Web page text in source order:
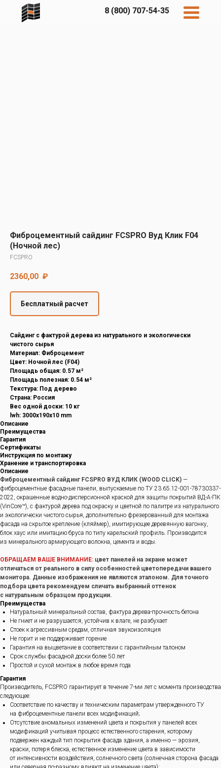
8 (800) 707-54-35
Cedral
Фиброцементный сайдинг FCSPRO Вуд Клик F04
(Ночной лес)
FCSPRO
2360,00 ₽
Бесплатный расчет
Cайдинг с фактурой дерева из натурального и экологически
чистого сырья
Материал: Фиброцемент
Цвет: Ночной лес (F04)
Площадь общая: 0.57 м²
Площадь полезная: 0.54 м²
Текстура: Под дерево
Страна: Россия
Вес одной доски: 10 кг
lwh: 3000x190x10 mm
Описание
Преимущества
Гарантия
Сертификаты
Инструкция по монтажу
Хранение и транспортировка
Описание
Фиброцементный сайдинг FCSPRO ВУД КЛИК (WOOD CLICK) —
фиброцементные фасадные панели, выпускаемые по ТУ 23.65.12-001-78730337-
2022, окрашенные водно-дисперсионной краской для защиты покрытий ВД-А-ПК
(VinCore™), с фактурой дерева под окраску и цветной по палитре из натурального
и экологически чистого сырья, дополнительно фрезерованный для монтажа
фасада на скрытое крепление (кляймер), имитирующее деревянную вагонку,
блок хаус или имитацию бруса по типу карельский профиль. Производится
из минерального армирующего волокна, цемента и воды.
ОБРАЩАЕМ ВАШЕ ВНИМАНИЕ: цвет панелей на экране может
отличаться от реального в силу особенностей цветопередачи вашего
монитора. Данные изображения не являются эталоном. Для точного
подбора цвета рекомендуем сличать выбранный оттенок
с натуральным образцом продукции.
Преимущества
Натуральный минеральный состав, фактура дерева-прочность бетона
Не гниет и не разрушается, устойчив к влаге, не разбухает
Стоек к агрессивным средам, отличная звукоизоляция
Не горит и не поддерживает горение
Гарантия на выцветание в соответствии с гарантийным талоном
Срок службы фасадной доски более 50 лет
Простой и сухой монтаж в любое время года
Гарантия
Производитель, FCSPRO гарантирует в течение 7-ми лет с момента производства
следующее:
Соответствие по качеству и техническим параметрам утвержденного ТУ
на фиброцементные панели всех модификаций;
Отсутствие аномальных изменений цвета и покрытия у панелей всех
модификаций учитывая процесс естественного старения, которому
подвержен каждый тип покрытия фасада здания, а именно — эрозия,
краски, потеря блеска, естественное изменение цвета в зависимости
от интенсивности воздействия, солнечного света (солнечная сторона фасада